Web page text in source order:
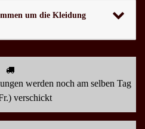
um die Kleidung
werden noch am selben Tag
verschickt